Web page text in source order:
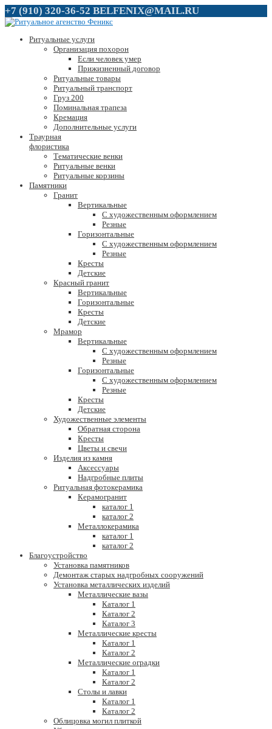
+7 (910) 320-36-52 BELFENIX@MAIL.RU
Ритуальные услуги
Организация похорон
Если человек умер
Прижизненный договор
Ритуальные товары
Ритуальный транспорт
Груз 200
Поминальная трапеза
Кремация
Дополнительные услуги
Траурная
флористика
Тематические венки
Ритуальные венки
Ритуальные корзины
Памятники
Гранит
Вертикальные
С художественным оформлением
Резные
Горизонтальные
С художественным оформлением
Резные
Кресты
Детские
Красный гранит
Вертикальные
Горизонтальные
Кресты
Детские
Мрамор
Вертикальные
С художественным оформлением
Резные
Горизонтальные
С художественным оформлением
Резные
Кресты
Детские
Художественные элементы
Обратная сторона
Кресты
Цветы и свечи
Изделия из камня
Аксессуары
Надгробные плиты
Ритуальная фотокерамика
Керамогранит
каталог 1
каталог 2
Металлокерамика
каталог 1
каталог 2
Благоустройство
Установка памятников
Демонтаж старых надгробных сооружений
Установка металлических изделий
Металлические вазы
Каталог 1
Каталог 2
Каталог 3
Металлические кресты
Каталог 1
Каталог 2
Металлические оградки
Каталог 1
Каталог 2
Столы и лавки
Каталог 1
Каталог 2
Облицовка могил плиткой